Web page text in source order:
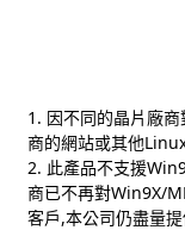
1. 因不同的晶片廠
商的網站或其他
2. 此產品不支援
商已不再對Win9X/
客戶,本公司仍盡量